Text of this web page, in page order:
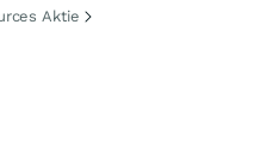
Aktie